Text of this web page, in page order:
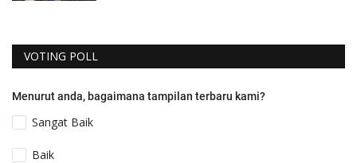
VOTING POLL
Menurut anda, bagaimana tampilan terbaru kami?
Sangat Baik
Baik